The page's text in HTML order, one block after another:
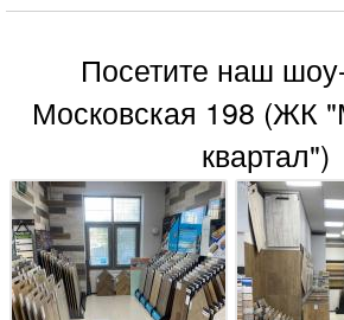
Посетите наш
Московская 198 (ЖК
квартал")